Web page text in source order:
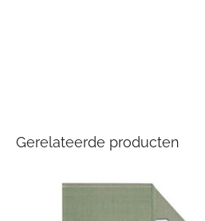
Gerelateerde producten